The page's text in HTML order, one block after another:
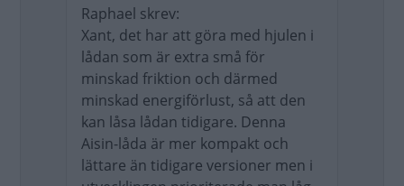
Raphael skrev:
Xant, det har att göra med hjulen i
lådan som är extra små för
minskad friktion och därmed
minskad energiförlust, så att den
kan låsa lådan tidigare. Denna
Aisin-låda är mer kompakt och
lättare än tidigare versioner men i